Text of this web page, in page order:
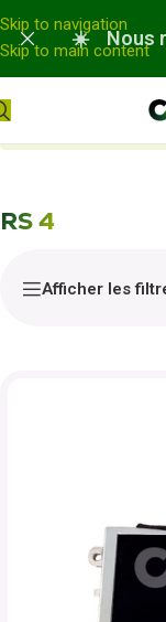
Panneau de gestion
Skip to navigation
Skip to main content
☀️ Nous
RS 4
Afficher les